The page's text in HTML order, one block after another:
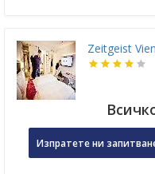
Zeitgeist
Изпратете ни